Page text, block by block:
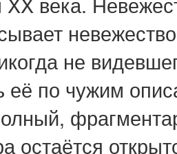
не
её по чужим
остаётся